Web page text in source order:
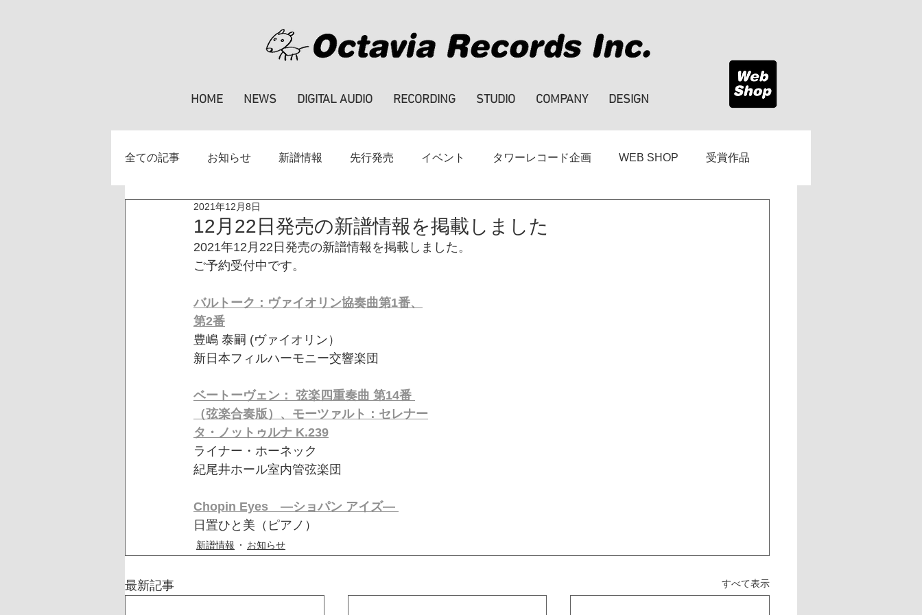
HOME NEWS DIGITAL AUDIO RECORDING STUDIO COMPANY DESIGN
全ての記事 お知らせ 新譜情報 先行発売 イベント タワーレコード企画 WEB SHOP 受賞作品
掲載情報 楽譜
12月22日発売の新譜情報を掲載しました
2021年12月8日
2021年12月22日発売の新譜情報を掲載しました。
ご予約受付中です。
バルトーク：ヴァイオリン協奏曲第1番、
第2番
豊嶋 泰嗣 (ヴァイオリン）
新日本フィルハーモニー交響楽団
ベートーヴェン： 弦楽四重奏曲 第14番
（弦楽合奏版）、モーツァルト：セレナー
タ・ノットゥルナ K.239
ライナー・ホーネック
紀尾井ホール室内管弦楽団
Chopin Eyes　―ショパン アイズ―
日置ひと美（ピアノ）
新譜情報 お知らせ
最新記事 すべて表示